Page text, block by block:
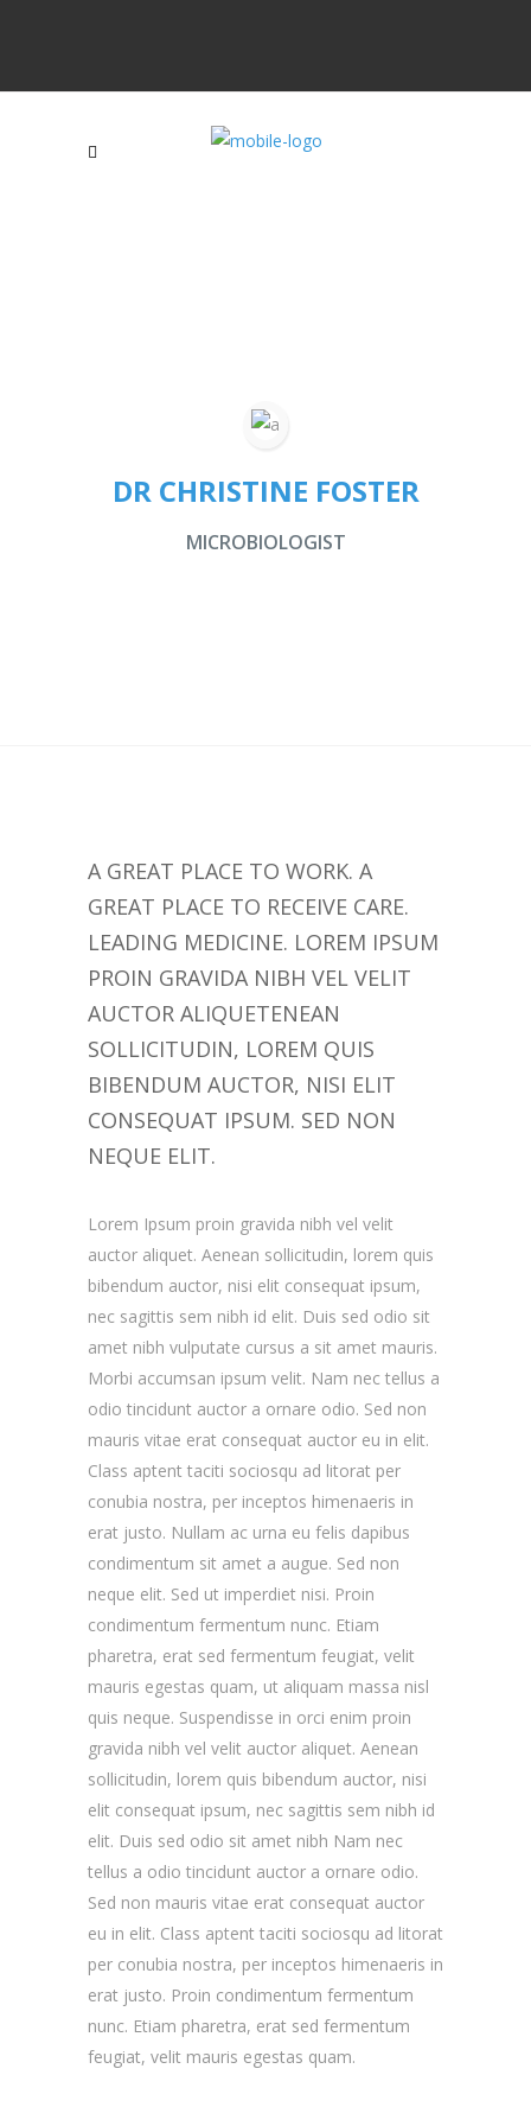
DR CHRISTINE FOSTER
MICROBIOLOGIST
A GREAT PLACE TO WORK. A
GREAT PLACE TO RECEIVE CARE.
LEADING MEDICINE. LOREM IPSUM
PROIN GRAVIDA NIBH VEL VELIT
AUCTOR ALIQUETENEAN
SOLLICITUDIN, LOREM QUIS
BIBENDUM AUCTOR, NISI ELIT
CONSEQUAT IPSUM. SED NON
NEQUE ELIT.
Lorem Ipsum proin gravida nibh vel velit
auctor aliquet. Aenean sollicitudin, lorem quis
bibendum auctor, nisi elit consequat ipsum,
nec sagittis sem nibh id elit. Duis sed odio sit
amet nibh vulputate cursus a sit amet mauris.
Morbi accumsan ipsum velit. Nam nec tellus a
odio tincidunt auctor a ornare odio. Sed non
mauris vitae erat consequat auctor eu in elit.
Class aptent taciti sociosqu ad litorat per
conubia nostra, per inceptos himenaeris in
erat justo. Nullam ac urna eu felis dapibus
condimentum sit amet a augue. Sed non
neque elit. Sed ut imperdiet nisi. Proin
condimentum fermentum nunc. Etiam
pharetra, erat sed fermentum feugiat, velit
mauris egestas quam, ut aliquam massa nisl
quis neque. Suspendisse in orci enim proin
gravida nibh vel velit auctor aliquet. Aenean
sollicitudin, lorem quis bibendum auctor, nisi
elit consequat ipsum, nec sagittis sem nibh id
elit. Duis sed odio sit amet nibh Nam nec
tellus a odio tincidunt auctor a ornare odio.
Sed non mauris vitae erat consequat auctor
eu in elit. Class aptent taciti sociosqu ad litorat
per conubia nostra, per inceptos himenaeris in
erat justo. Proin condimentum fermentum
nunc. Etiam pharetra, erat sed fermentum
feugiat, velit mauris egestas quam.